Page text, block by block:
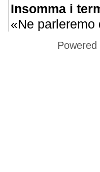
Insomma i
«Ne